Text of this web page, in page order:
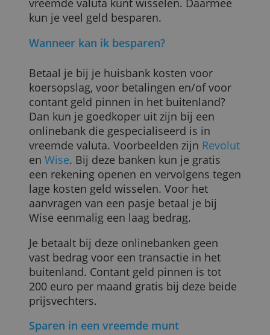
voor geld pinnen.
kijken naar de kosten. Afhankelijk van
land waar je naartoe gaat en de kosten
van je huisbank en/of creditcarduitgever,
kan het handig zijn om een extra
rekening te openen waarmee je
vreemde valuta kunt wisselen. Daarmee
kun je veel geld besparen.
Wanneer kan ik besparen?
Betaal je bij je huisbank kosten voor
koersopslag, voor betalingen en/of voor
contant geld pinnen in het buitenland?
Dan kun je goedkoper uit zijn bij een
onlinebank die gespecialiseerd is in
vreemde valuta. Voorbeelden zijn
enWise. Bij deze banken kun je gratis
een rekening openen en vervolgens